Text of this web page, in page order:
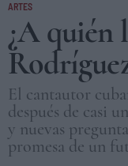
ARTES
¿A quién
El cantautor
después de casi
y nuevas
promesa de un